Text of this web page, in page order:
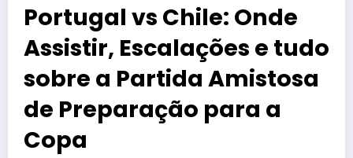
Portugal vs Chile: Onde
Assistir, Escalações e tudo
sobre a Partida Amistosa
de Preparação para a
Copa